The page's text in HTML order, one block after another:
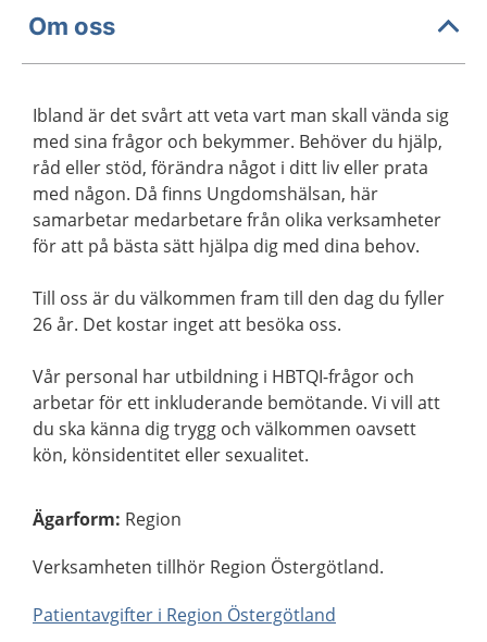
Om oss
Ibland är det svårt att veta vart man skall vända sig
med sina frågor och bekymmer. Behöver du hjälp,
råd eller stöd, förändra något i ditt liv eller prata
med någon. Då finns Ungdomshälsan, här
samarbetar medarbetare från olika verksamheter
för att på bästa sätt hjälpa dig med dina behov.
Till oss är du välkommen fram till den dag du fyller
26 år. Det kostar inget att besöka oss.
Vår personal har utbildning i HBTQI-frågor och
arbetar för ett inkluderande bemötande. Vi vill att
du ska känna dig trygg och välkommen oavsett
kön, könsidentitet eller sexualitet.
Ägarform: Region
Verksamheten tillhör Region Östergötland.
Patientavgifter i Region Östergötland